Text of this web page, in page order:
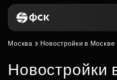
Москва Новостройки в Москве
Новостройки